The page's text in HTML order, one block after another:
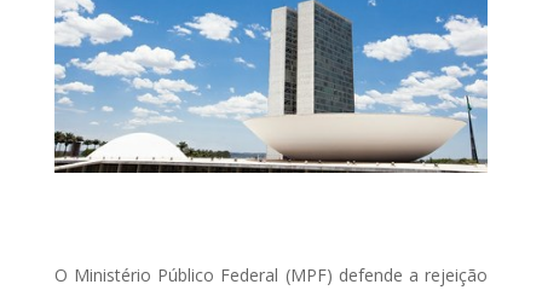
O Ministério Público Federal (MPF) defende a rejeição